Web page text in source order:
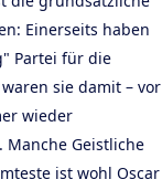
Einerseits haben
Partei für die
sie damit – vor
wieder
Geistliche
ist wohl Oscar